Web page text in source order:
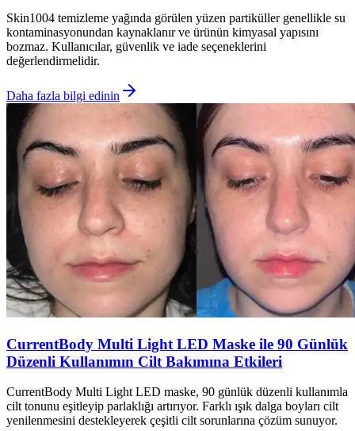
Skin1004 temizleme yağında görülen yüzen partiküller genellikle su
kontaminasyonundan kaynaklanır ve ürünün kimyasal yapısını
bozmaz. Kullanıcılar, güvenlik ve iade seçeneklerini
değerlendirmelidir.
Daha fazla bilgi edinin
CurrentBody Multi Light LED Maske ile 90 Günlük
Düzenli Kullanımın Cilt Bakımına Etkileri
CurrentBody Multi Light LED maske, 90 günlük düzenli kullanımla
cilt tonunu eşitleyip parlaklığı artırıyor. Farklı ışık dalga boyları cilt
yenilenmesini destekleyerek çeşitli cilt sorunlarına çözüm sunuyor.